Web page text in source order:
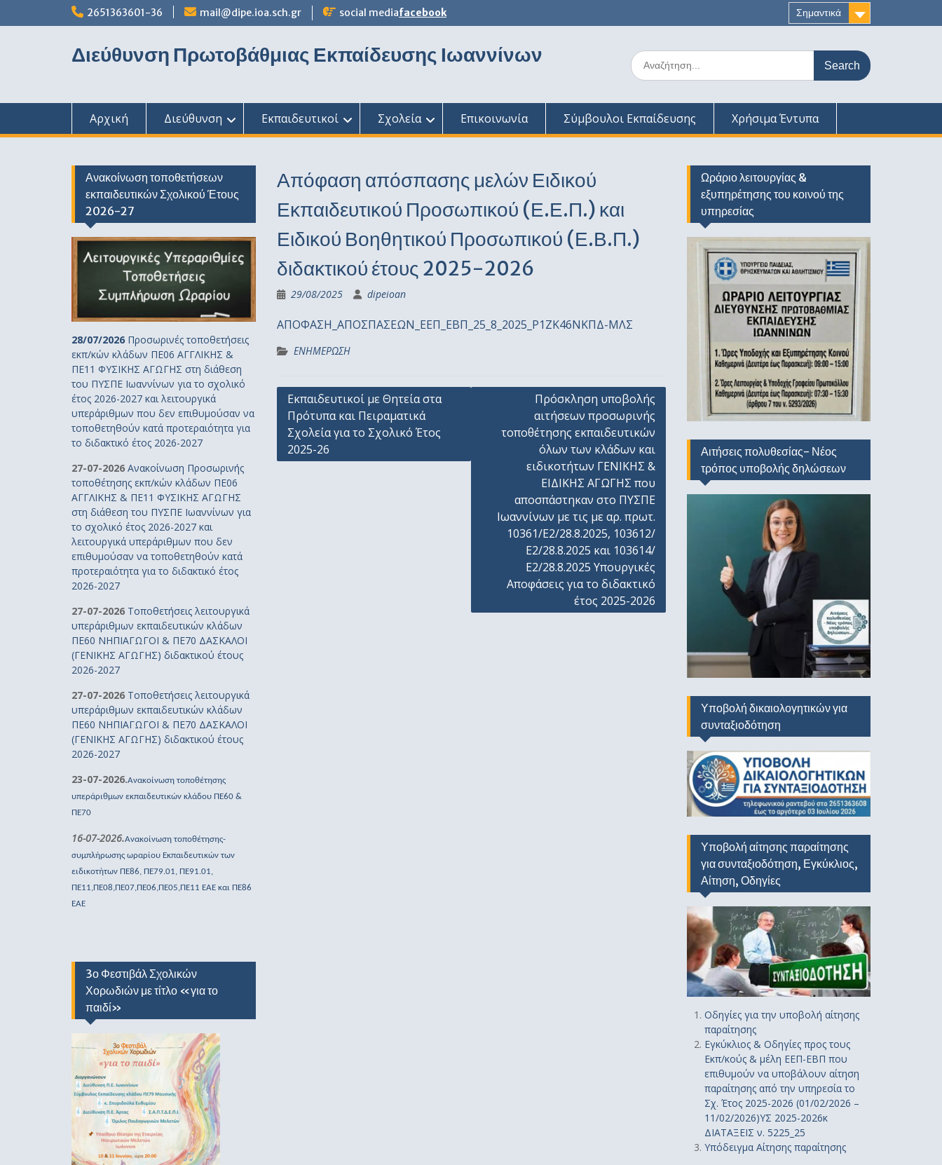
2651363601-36 mail@dipe.ioa.sch.gr social mediafacebook Σημαντικά
Διεύθυνση Πρωτοβάθμιας Εκπαίδευσης Ιωαννίνων
Search
for:
Αρχική Διεύθυνση Εκπαιδευτικοί Σχολεία Επικοινωνία Σύμβουλοι Εκπαίδευσης Χρήσιμα Έντυπα
Απόφαση απόσπασης μελών Ειδικού
Εκπαιδευτικού Προσωπικού (Ε.Ε.Π.) και
Ειδικού Βοηθητικού Προσωπικού (Ε.Β.Π.)
διδακτικού έτους 2025-2026
29/08/2025 dipeioan
ΑΠΟΦΑΣΗ_ΑΠΟΣΠΑΣΕΩΝ_ΕΕΠ_ΕΒΠ_25_8_2025_Ρ1ΖΚ46ΝΚΠΔ-ΜΛΣ
ΕΝΗΜΕΡΩΣΗ
Πλοήγηση
άρθρων
Εκπαιδευτικοί με Θητεία στα
Πρότυπα και Πειραματικά
Σχολεία για το Σχολικό Έτος
2025-26
Πρόσκληση υποβολής
αιτήσεων προσωρινής
τοποθέτησης εκπαιδευτικών
όλων των κλάδων και
ειδικοτήτων ΓΕΝΙΚΗΣ &
ΕΙΔΙΚΗΣ ΑΓΩΓΗΣ που
αποσπάστηκαν στο ΠΥΣΠΕ
Ιωαννίνων με τις με αρ. πρωτ.
10361/Ε2/28.8.2025, 103612/
Ε2/28.8.2025 και 103614/
Ε2/28.8.2025 Υπουργικές
Αποφάσεις για το διδακτικό
έτος 2025-2026
Ωράριο λειτουργίας &
εξυπηρέτησης του κοινού της
υπηρεσίας
Αιτήσεις πολυθεσίας- Νέος
τρόπος υποβολής δηλώσεων
Υποβολή δικαιολογητικών για
συνταξιοδότηση
Υποβολή αίτησης παραίτησης
για συνταξιοδότηση, Εγκύκλιος,
Αίτηση, Οδηγίες
Οδηγίεςγια την υποβολή αίτησης
παραίτησης
Εγκύκλιος & Οδηγίες προς τους
Εκπ/κούς & μέλη ΕΕΠ-ΕΒΠ που
επιθυμούν να υποβάλουν αίτηση
παραίτησης από την υπηρεσία το
Σχ. Έτος 2025-2026 (01/02/2026 –
11/02/2026)ΥΣ 2025-2026κ
ΔΙΑΤΑΞΕΙΣ ν. 5225_25
Υπόδειγμα Αίτησης παραίτησης
Ανακοίνωση τοποθετήσεων
εκπαιδευτικών Σχολικού Έτους
2026-27
28/07/2026 Προσωρινές τοποθετήσεις
εκπ/κών κλάδων ΠΕ06 ΑΓΓΛΙΚΗΣ &
ΠΕ11 ΦΥΣΙΚΗΣ ΑΓΩΓΗΣ στη διάθεση
του ΠΥΣΠΕ Ιωαννίνων για το σχολικό
έτος 2026-2027 και λειτουργικά
υπεράριθμων που δεν επιθυμούσαν να
τοποθετηθούν κατά προτεραιότητα για
το διδακτικό έτος 2026-2027
27-07-2026 Ανακοίνωση Προσωρινής
τοποθέτησης εκπ/κών κλάδων ΠΕ06
ΑΓΓΛΙΚΗΣ & ΠΕ11 ΦΥΣΙΚΗΣ ΑΓΩΓΗΣ
στη διάθεση του ΠΥΣΠΕ Ιωαννίνων για
το σχολικό έτος 2026-2027 και
λειτουργικά υπεράριθμων που δεν
επιθυμούσαν να τοποθετηθούν κατά
προτεραιότητα για το διδακτικό έτος
2026-2027
27-07-2026 Τοποθετήσεις λειτουργικά
υπεράριθμων εκπαιδευτικών κλάδων
ΠΕ60 ΝΗΠΙΑΓΩΓΟΙ & ΠΕ70 ΔΑΣΚΑΛΟΙ
(ΓΕΝΙΚΗΣ ΑΓΩΓΗΣ) διδακτικού έτους
2026-2027
27-07-2026 Τοποθετήσεις λειτουργικά
υπεράριθμων εκπαιδευτικών κλάδων
ΠΕ60 ΝΗΠΙΑΓΩΓΟΙ & ΠΕ70 ΔΑΣΚΑΛΟΙ
(ΓΕΝΙΚΗΣ ΑΓΩΓΗΣ) διδακτικού έτους
2026-2027
23-07-2026.Ανακοίνωση τοποθέτησης
υπεράριθμων εκπαιδευτικών κλάδου ΠΕ60 &
ΠΕ70
16-07-2026.Ανακοίνωση τοποθέτησης-
συμπλήρωσης ωραρίου Εκπαιδευτικών των
ειδικοτήτων ΠΕ86, ΠΕ79.01, ΠΕ91.01,
ΠΕ11,ΠΕ08,ΠΕ07,ΠΕ06,ΠΕ05,ΠΕ11 ΕΑΕ και ΠΕ86
ΕΑΕ
3ο Φεστιβάλ Σχολικών
Χορωδιών με τίτλο «για το
παιδί»